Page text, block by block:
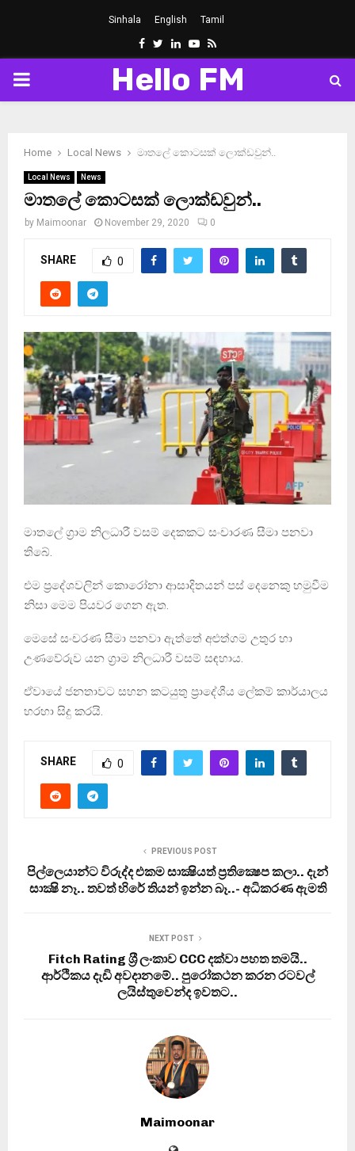
Sinhala English Tamil
Facebook
Twitter
LinkedinYoutube
Rss
PRIMARY
Hello FM
Home Local News මාතලේ කොටසක් ලොක්ඩවුන්..
Local News News
මාතලේ කොටසක් ලොක්ඩවුන්..
by Maimoonar November 29, 2020 0
SHARE 0
මාතලේ ග්‍රාම නිලධාරී වසම් දෙකකට සංචාරණ සීමා පනවා
තිබේ.
එම ප්‍රදේශවලින් කොරෝනා ආසාදිතයන් පස් දෙනෙකු හමුවීම
නිසා මෙම පියවර ගෙන ඇත.
මෙසේ සංචරණ සීමා පනවා ඇත්තේ අළුත්ගම උතුර හා
උණවේරුව යන ග්‍රාම නිලධාරී වසම් සඳහාය.
ඒවායේ ජනතාවට සහන කටයුතු ප්‍රාදේශීය ලේකම් කාර්යාලය
හරහා සිදු කරයි.
SHARE 0
PREVIOUS POST
පිල්ලෙයාන්ට විරුද්ද එකම සාක්‍ෂියත් ප‍්‍රතික්‍ෂෙප කලා.. දැන්
සාක්‍ෂි නෑ.. තවත් හිරේ තියන් ඉන්න බෑ..- අධිකරණ ඇමති
NEXT POST
Fitch Rating ශ‍්‍රී ලංකාව CCC දක්වා පහත තමයි..
ආර්ථිකය දැඩි අවදානමේ.. පුරෝකථන කරන රටවල්
ලයිස්තුවෙන්ද ඉවතට..
Maimoonar